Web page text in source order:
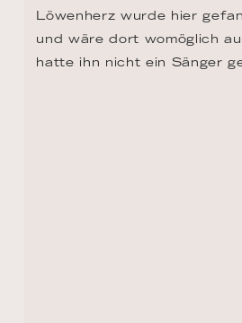
Löwenherz wurde hier
und wäre dort womöglich
hatte ihn nicht ein Sänger